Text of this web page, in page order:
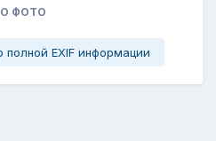
ФОТО
полной EXIF информации